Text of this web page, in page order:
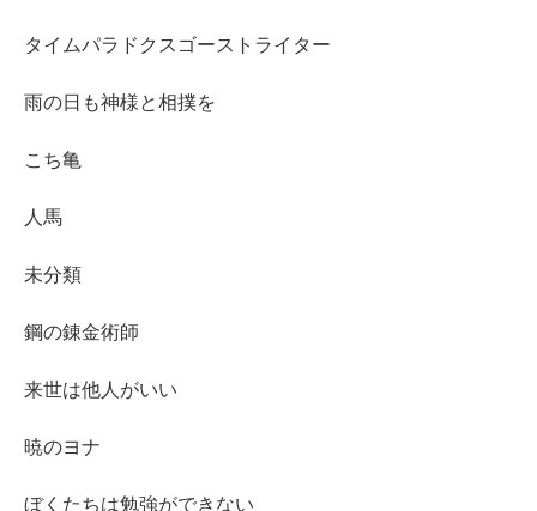
タイムパラドクスゴーストライター
雨の日も神様と相撲を
こち亀
人馬
未分類
鋼の錬金術師
来世は他人がいい
暁のヨナ
ぼくたちは勉強ができない